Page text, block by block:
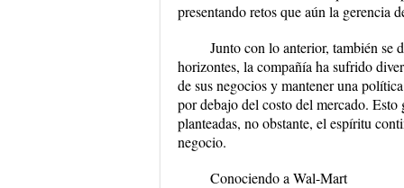
presentando retos que aún la gerencia
Junto con lo anterior, también se
horizontes, la compañía ha sufrido
de sus negocios y mantener una
por debajo del costo del mercado.
planteadas, no obstante, el espíritu
negocio.
Conociendo a Wal-Mart